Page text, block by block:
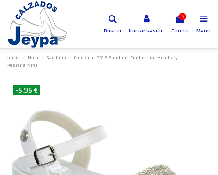
Buscar Iniciar sesión
0
Carrito Menu
Inicio Niña Sandalia
Crecendo 2519 Sandalia Confort con Hebilla y
Pedrería Niña
-5,95 €